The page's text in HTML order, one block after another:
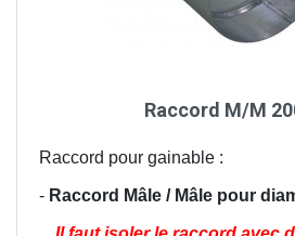
Raccord M/M
Raccord pour gainable :
- Raccord Mâle / Mâle pour